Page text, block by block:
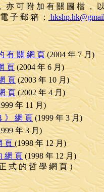
亦 可 附 加 有 關 圖 檔 ，
子 郵 箱 ：
有 關 網 頁(2004 年 7 月)
頁(2004 年 6 月)
頁(2003 年 10 月)
頁 (2002 年 4 月)
年 11 月)
》 網 頁(1999 年 3 月)
年 3 月)
頁(1998 年 12 月)
網 頁(1998 年 12 月)
的 哲 學 網 頁 ）